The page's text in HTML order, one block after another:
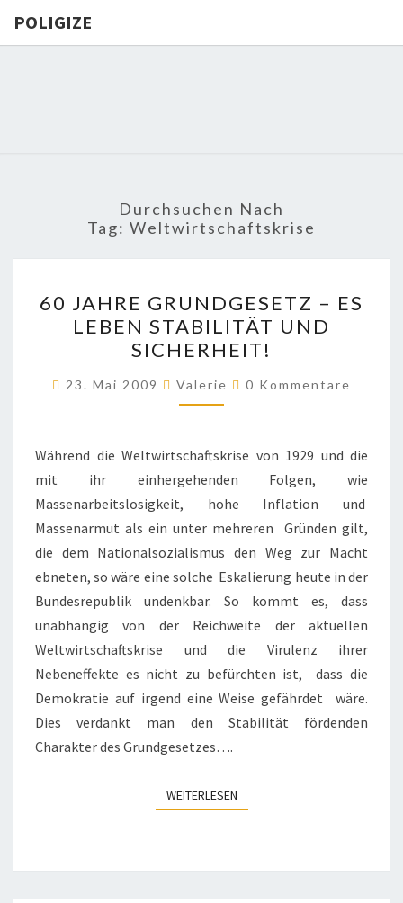
POLIGIZE
Durchsuchen Nach
Tag: Weltwirtschaftskrise
JAHRE
GRUNDGESETZ
–
ES
LEBEN
UND
SICHERHEIT!
60 JAHRE GRUNDGESETZ – ES
LEBEN STABILITÄT UND
SICHERHEIT!
23. Mai 2009 Valerie Kommentare
0 Kommentare
Während die Weltwirtschaftskrise von 1929 und die
mit ihr einhergehenden Folgen, wie
Massenarbeitslosigkeit, hohe Inflation und
Massenarmut als ein unter mehreren Gründen gilt,
die dem Nationalsozialismus den Weg zur Macht
ebneten, so wäre eine solche Eskalierung heute in der
Bundesrepublik undenkbar. So kommt es, dass
unabhängig von der Reichweite der aktuellen
Weltwirtschaftskrise und die Virulenz ihrer
Nebeneffekte es nicht zu befürchten ist, dass die
Demokratie auf irgend eine Weise gefährdet wäre.
Dies verdankt man den Stabilität fördenden
Charakter des Grundgesetzes….
WEITERLESENWEITERLESEN